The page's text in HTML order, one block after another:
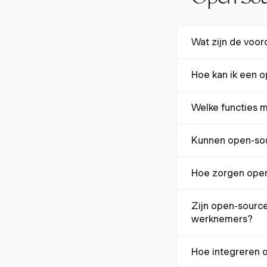
Wat zijn de
aanpassing en
Hoe kan ik een
MariaDB. Veel
Welke functies
factureerbare
Kunnen open-
Hoe zorgen
privacy vergroot.
Zijn open-
werknemers?
toegankelijk zijn
Hoe integreren